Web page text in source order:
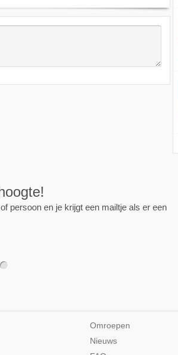
persoon en je krijgt een mailtje als er een
Omroepen
Nieuws